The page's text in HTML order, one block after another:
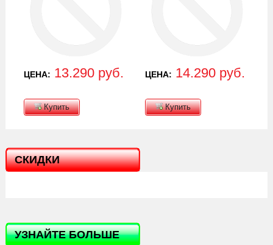
ЦЕНА: 13.290 руб.
Купить
ЦЕНА: 14.290 руб.
Купить
СКИДКИ
УЗНАЙТЕ БОЛЬШЕ